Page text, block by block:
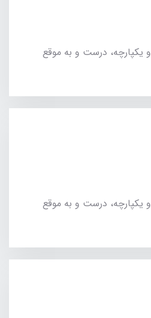
یکپارچه، درست و به موقع
یکپارچه، درست و به موقع